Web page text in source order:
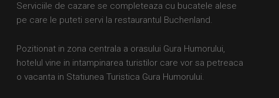
Serviciile de cazare se completeaza cu bucatele alese
pe care le puteti servi la restaurantul Buchenland.
Pozitionat in zona centrala a orasului Gura Humorului,
hotelul vine in intampinarea turistilor care vor sa petreaca
o vacanta in Statiunea Turistica Gura Humorului.